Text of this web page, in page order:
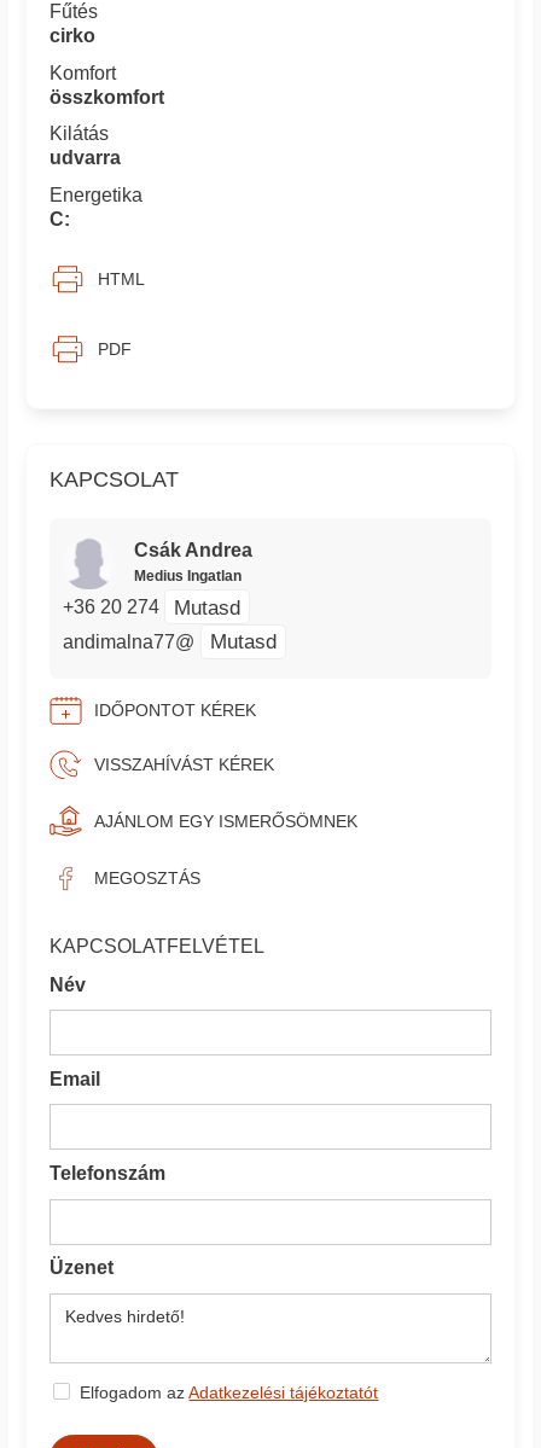
KAPCSOLAT
Csák Andrea
Medius Ingatlan
+36 20 274 Mutasd
andimalna77@ Mutasd
IDŐPONTOT KÉREK
VISSZAHÍVÁST KÉREK
AJÁNLOM EGY ISMERŐSÖMNEK
MEGOSZTÁS
KAPCSOLATFELVÉTEL
Név
Email
Telefonszám
Üzenet
Elfogadom azAdatkezelési tájékoztatót
Fűtés
cirko
Komfort
összkomfort
Kilátás
udvarra
Energetika
C:
HTML
PDF